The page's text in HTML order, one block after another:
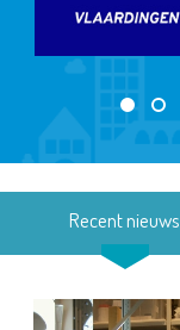
Recent nieuws